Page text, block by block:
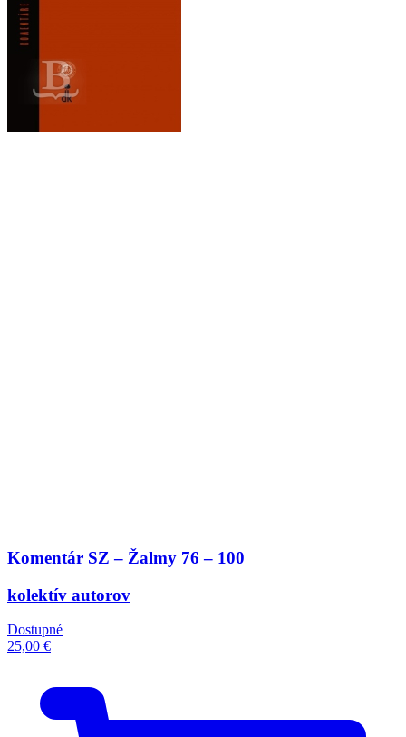
Komentár SZ – Žalmy 76 – 100
kolektív autorov
Dostupné
25,00 €